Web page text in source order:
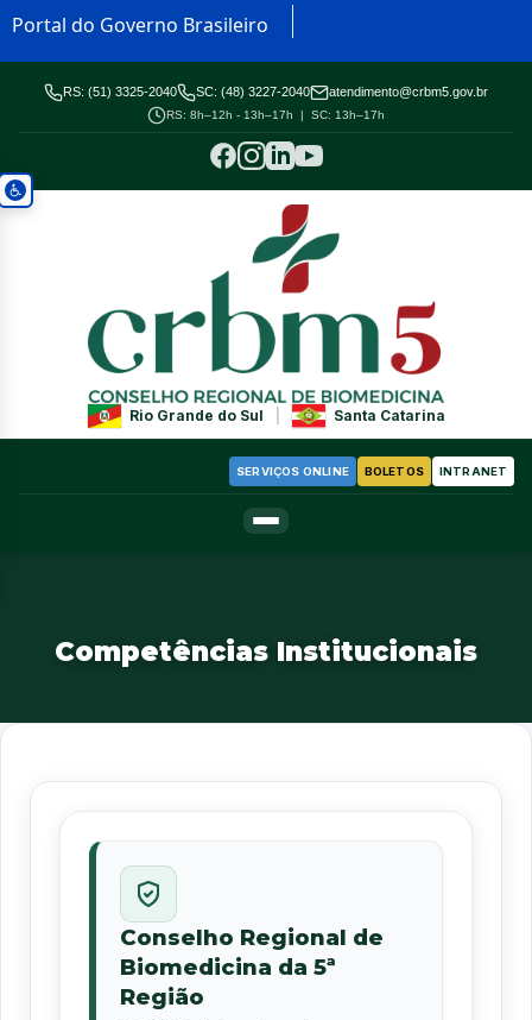
Portal do Governo Brasileiro
RS: (51) 3325-2040 SC: (48) 3227-2040 atendimento@crbm5.gov.br
RS: 8h–12h - 13h–17h | SC: 13h–17h
Rio Grande do Sul Santa Catarina
SERVIÇOS ONLINE BOLETOS INTRANET
Competências Institucionais
Conselho Regional de
Biomedicina da 5ª
Região